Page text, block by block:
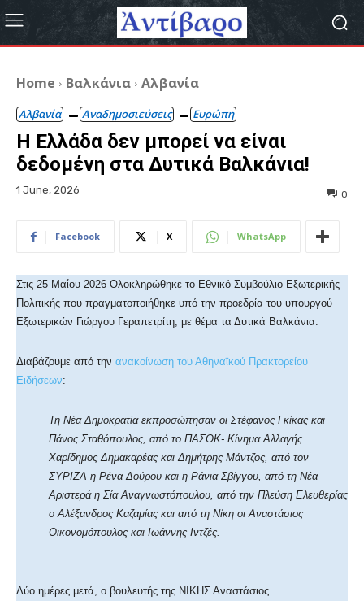
Home Βαλκάνια Αλβανία
Αλβανία Αναδημοσιεύσεις Ευρώπη
Η Ελλάδα δεν μπορεί να είναι
δεδομένη στα Δυτικά Βαλκάνια!
1 June, 2026 0
Facebook X WhatsApp
Στις 25 Μαΐου 2026 Ολοκληρώθηκε το Εθνικό Συμβούλιο Εξωτερικής
Πολιτικής που πραγματοποιήθηκε υπό την προεδρία του υπουργού
Εξωτερικών Γιώργου Γεραπετρίτη, με θέμα τα Δυτικά Βαλκάνια.
Διαβάζουμε από την ανακοίνωση του Αθηναϊκού Πρακτορείου
Ειδήσεων:
Τη Νέα Δημοκρατία εκπροσώπησαν οι Στέφανος Γκίκας και
Πάνος Σταθόπουλος, από το ΠΑΣΟΚ- Κίνημα Αλλαγής
Χαρίδημος Δημακαρέας και Δημήτρης Μάντζος, από τον
ΣΥΡΙΖΑ η Ρένα Δούρου και η Ράνια Σβίγγου, από τη Νέα
Αριστερά η Σία Αναγνωστόπουλου, από την Πλεύση Ελευθερίας
ο Αλέξανδρος Καζαμίας και από τη Νίκη οι Αναστάσιος
Οικονομόπουλος και Ιωάννης Ιντζές.
——–
Δύο ημέρες μετά, ο βουλευτής της ΝΙΚΗΣ Αναστάσιος